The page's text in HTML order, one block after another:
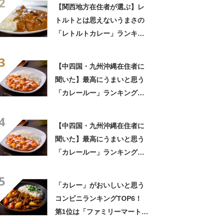
【関西地方在住者が選ぶ】レ
トルトとは思えないうまさの
「レトルトカレー」ランキン
【中四国・九州沖縄在住者に
聞いた】最高にうまいと思う
「カレールー」ランキング
【中四国・九州沖縄在住者に
聞いた】最高にうまいと思う
「カレールー」ランキング
「カレー」がおいしいと思う
コンビニランキングTOP6！
第1位は「ファミリーマート」